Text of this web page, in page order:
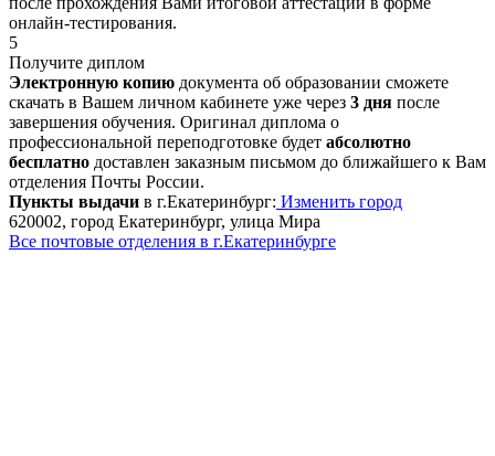
онлайн-тестирования.
5
Получите диплом
Электронную копию документа об образовании сможете
скачать в Вашем личном кабинете уже через 3 дня после
завершения обучения. Оригинал диплома о
профессиональной переподготовке будет абсолютно
бесплатно доставлен заказным письмом до ближайшего к Вам
отделения Почты России.
Пункты выдачи в г.Екатеринбург: Изменить город
620002, город Екатеринбург, улица Мира
Все почтовые отделения в г.Екатеринбурге